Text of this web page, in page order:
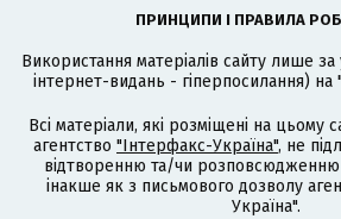
ПРИНЦИПИ І ПРАВИЛА
Використання матеріалів сайту лише
інтернет-видань - гіперпосилання) на
Всі матеріали, які розміщені на цьому
агентство "Інтерфакс-Україна", не
відтворенню та/чи розповсюдженню
інакше як з письмового дозволу
Україна".